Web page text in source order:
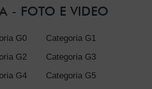
- FOTO E VIDEO
G0
Categoria G1
G2
Categoria G3
G4
Categoria G5